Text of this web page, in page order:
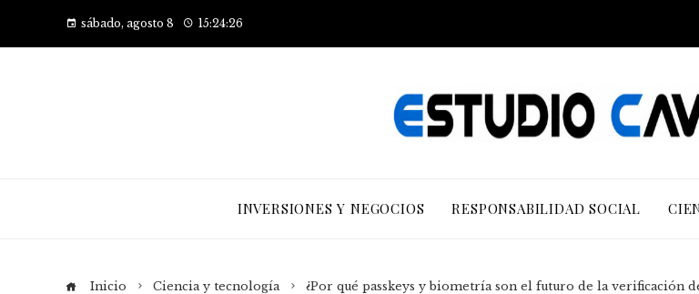
sábado, agosto 8 15:24:27
INVERSIONES Y NEGOCIOS RESPONSABILIDAD SOCIAL
Inicio Ciencia y tecnología ¿Por qué passkeys y biometría son el futuro de la verificación